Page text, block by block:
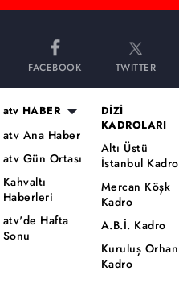
FACEBOOK TWITTER
atv HABER
atv Ana Haber
atv Gün Ortası
Kahvaltı
Haberleri
atv'de Hafta
Sonu
DİZİ
KADROLARI
Altı Üstü
İstanbul Kadro
Mercan Köşk
Kadro
A.B.İ. Kadro
Kuruluş Orhan
Kadro